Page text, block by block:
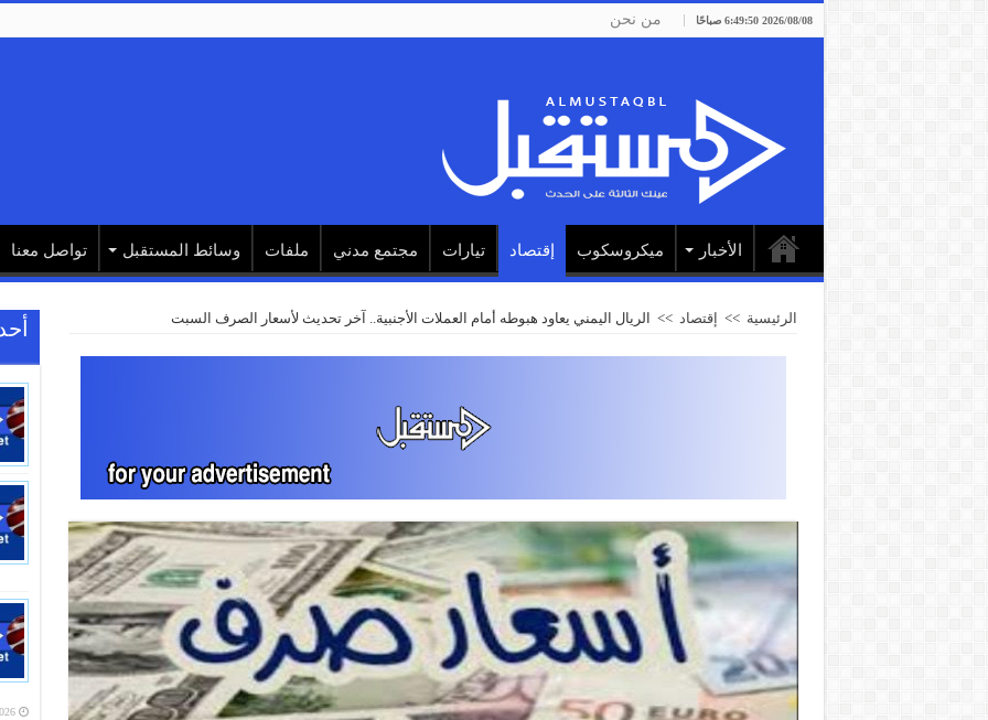
2026/08/08 6:49:50 صباحًا من نحن
الأخبار ميكروسكوب إقتصاد تيارات مجتمع مدني ملفات وسائط المستقبل تواصل معنا
الرئيسية >> إقتصاد >> الريال اليمني يعاود هبوطه أمام العملات الأجنبية.. آخر تحديث لأسعار الصرف السبت